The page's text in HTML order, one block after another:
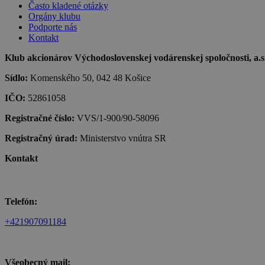
Často kladené otázky
Orgány klubu
Podporte nás
Kontakt
Klub akcionárov Východoslovenskej vodárenskej spoločnosti,
Sídlo: Komenského 50, 042 48 Košice
IČO: 52861058
Registračné číslo: VVS/1-900/90-58096
Registračný úrad: Ministerstvo vnútra SR
Kontakt
Telefón:
+421907091184
Všeobecný mail: